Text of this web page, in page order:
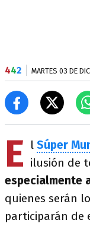
442 MARTES 03 DE
E l Súper
ilusión de
especialmente
quienes serán
participarán de